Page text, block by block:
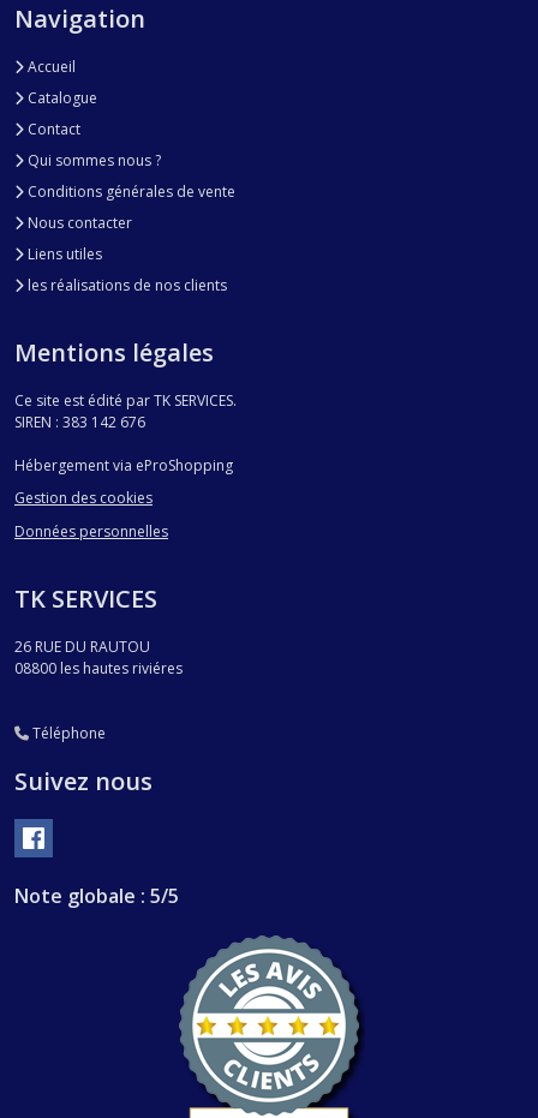
Navigation
Accueil
Catalogue
Contact
Qui sommes nous ?
Conditions générales de vente
Nous contacter
Liens utiles
les réalisations de nos clients
Mentions légales
Ce site est édité par TK SERVICES.
SIREN : 383 142 676
Hébergement via eProShopping
Gestion des cookies
Données personnelles
TK SERVICES
26 RUE DU RAUTOU
08800 les hautes riviéres
Téléphone
Suivez nous
Note globale : 5/5